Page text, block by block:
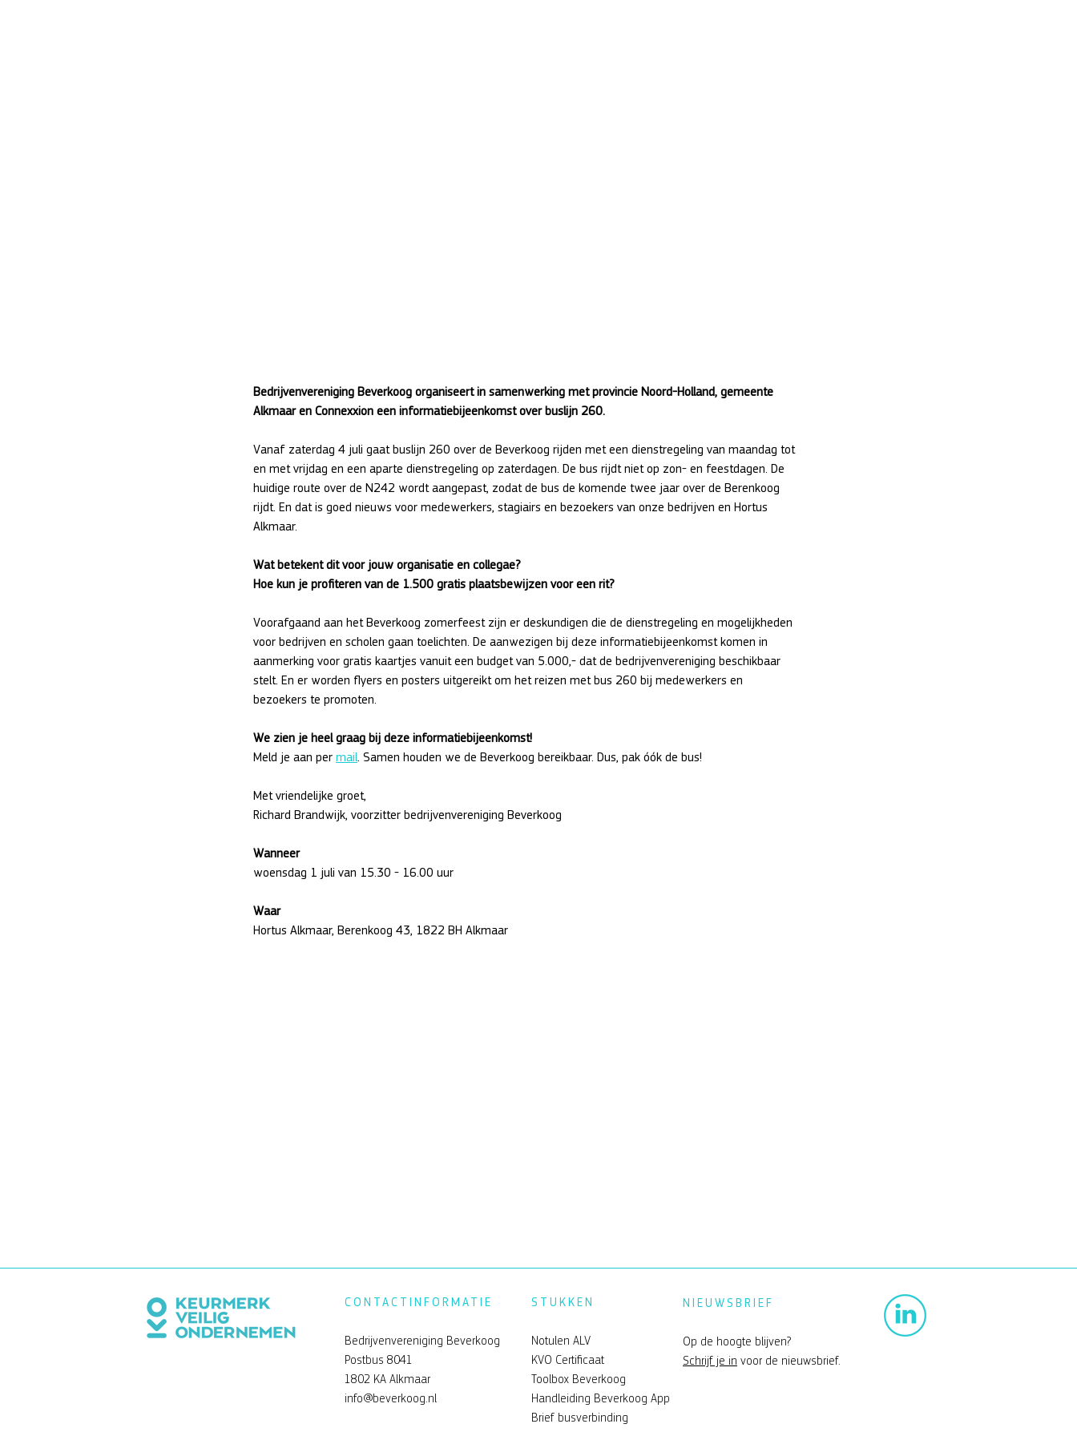
Bedrijvenvereniging Beverkoog organiseert in samenwerking met provincie Noord-Holland, gemeente
Alkmaar en Connexxion een informatiebijeenkomst over buslijn 260.
Vanaf zaterdag 4 juli gaat buslijn 260 over de Beverkoog rijden met een dienstregeling van maandag tot
en met vrijdag en een aparte dienstregeling op zaterdagen. De bus rijdt niet op zon- en feestdagen. De
huidige route over de N242 wordt aangepast, zodat de bus de komende twee jaar over de Berenkoog
rijdt. En dat is goed nieuws voor medewerkers, stagiairs en bezoekers van onze bedrijven en Hortus
Alkmaar.
Wat betekent dit voor jouw organisatie en collegae?
Hoe kun je profiteren van de 1.500 gratis plaatsbewijzen voor een rit?
Voorafgaand aan het Beverkoog zomerfeest zijn er deskundigen die de dienstregeling en mogelijkheden
voor bedrijven en scholen gaan toelichten. De aanwezigen bij deze informatiebijeenkomst komen in
aanmerking voor gratis kaartjes vanuit een budget van 5.000,- dat de bedrijvenvereniging beschikbaar
stelt. En er worden flyers en posters uitgereikt om het reizen met bus 260 bij medewerkers en
bezoekers te promoten.
We zien je heel graag bij deze informatiebijeenkomst!
Meld je aan per mail . Samen houden we de Beverkoog bereikbaar. Dus, pak óók de bus!
Met vriendelijke groet,
Richard Brandwijk, voorzitter bedrijvenvereniging Beverkoog
Wanneer
woensdag 1 juli van 15.30 - 16.00 uur
Waar
Hortus Alkmaar, Berenkoog 43, 1822 BH Alkmaar
Een andere kijk op de Beverkoog Feelgood zomerfeest Beverkoog
CONTACTINFORMATIE
Bedrijvenvereniging Beverkoog
Postbus 8041
1802 KA Alkmaar
info@beverkoog.nl
STUKKEN
Notulen ALV
KVO Certificaat
Toolbox Beverkoog
Handleiding Beverkoog App
Brief busverbinding
NIEUWSBRIEF
Op de hoogte blijven?
Schrijf je in voor de nieuwsbrief.